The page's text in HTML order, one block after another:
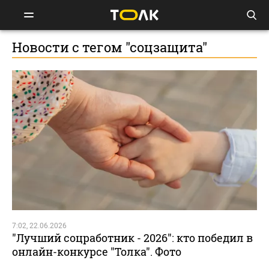
Новости с тегом "соцзащита"
7:02, 22.06.2026
"Лучший соцработник - 2026": кто победил в
онлайн-конкурсе "Толка". Фото